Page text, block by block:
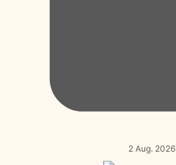
2 Aug. 2026